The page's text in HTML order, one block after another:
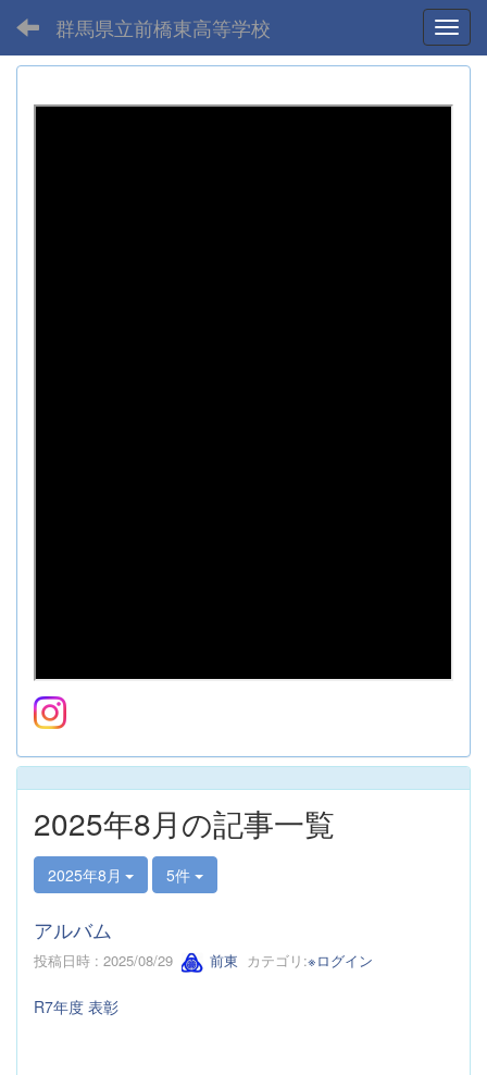
群馬県立前橋東高等学校
2025年8月の記事一覧
2025年8月 5件
アルバム
投稿日時 : 2025/08/29 前東 カテゴリ:※ログイン
R7年度 表彰